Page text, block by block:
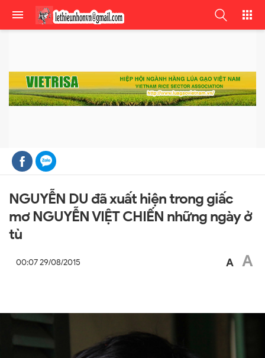
NGUYỄN DU đã xuất hiện trong giấc
mơ NGUYỄN VIỆT CHIẾN những ngày ở
tù
00:07 29/08/2015 A A